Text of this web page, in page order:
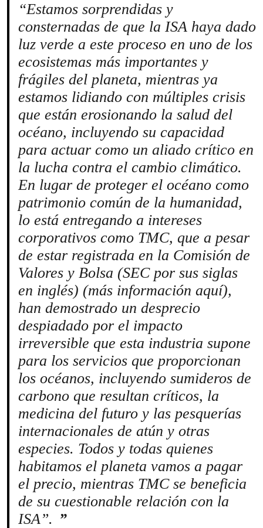
“Estamos sorprendidas y
consternadas de que la ISA haya dado
luz verde a este proceso en uno de los
ecosistemas más importantes y
frágiles del planeta, mientras ya
estamos lidiando con múltiples crisis
que están erosionando la salud del
océano, incluyendo su capacidad
para actuar como un aliado crítico en
la lucha contra el cambio climático.
En lugar de proteger el océano como
patrimonio común de la humanidad,
lo está entregando a intereses
corporativos como TMC, que a pesar
de estar registrada en la Comisión de
Valores y Bolsa (SEC por sus siglas
en inglés) (más información aquí),
han demostrado un desprecio
despiadado por el impacto
irreversible que esta industria supone
para los servicios que proporcionan
los océanos, incluyendo sumideros de
carbono que resultan críticos, la
medicina del futuro y las pesquerías
internacionales de atún y otras
especies. Todos y todas quienes
habitamos el planeta vamos a pagar
el precio, mientras TMC se beneficia
de su cuestionable relación con la
ISA”.